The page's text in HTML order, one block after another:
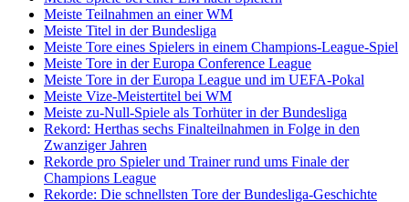
Meiste Teilnahmen an einer WM
Meiste Titel in der Bundesliga
Meiste Tore eines Spielers in einem Champions-League-Spiel
Meiste Tore in der Europa Conference League
Meiste Tore in der Europa League und im UEFA-Pokal
Meiste Vize-Meistertitel bei WM
Meiste zu-Null-Spiele als Torhüter in der Bundesliga
Rekord: Herthas sechs Finalteilnahmen in Folge in den
Zwanziger Jahren
Rekorde pro Spieler und Trainer rund ums Finale der
Champions League
Rekorde: Die schnellsten Tore der Bundesliga-Geschichte